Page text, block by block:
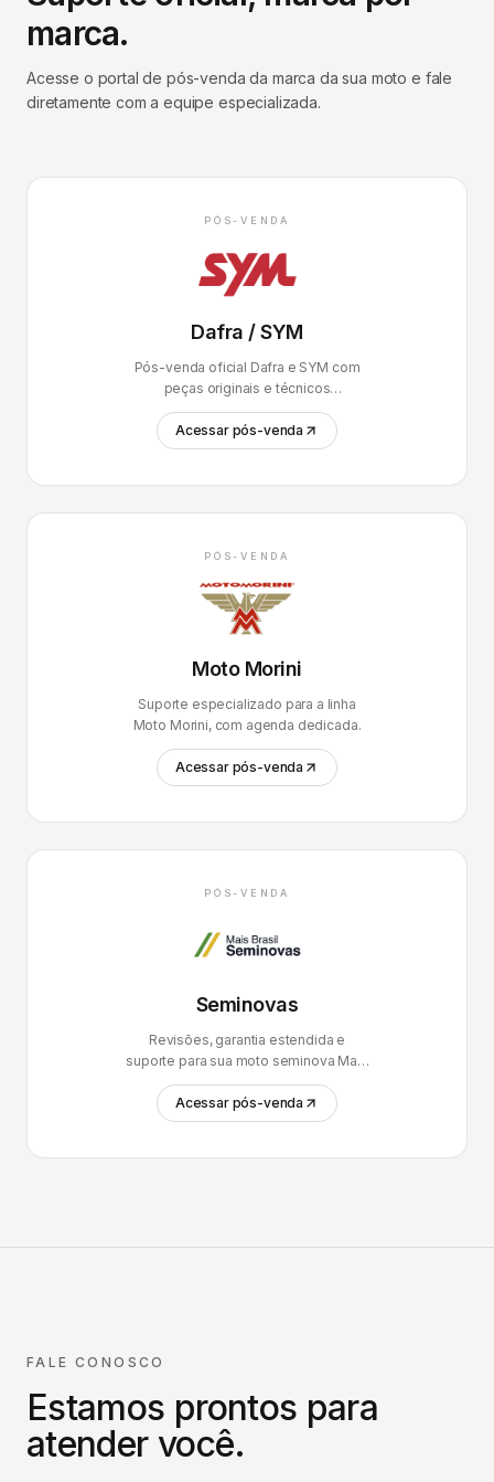
marca.
Acesse o portal de pós-venda da marca da sua moto e fale
diretamente com a equipe especializada.
PÓS-VENDA
Dafra / SYM
Pós-venda oficial Dafra e SYM com
peças originais e técnicos
certificados.
Acessar pós-venda
PÓS-VENDA
Moto Morini
Suporte especializado para a linha
Moto Morini, com agenda dedicada.
Acessar pós-venda
PÓS-VENDA
Seminovas
Revisões, garantia estendida e
suporte para sua moto seminova Mais
Brasil.
Acessar pós-venda
FALE CONOSCO
Estamos prontos para
atender você.